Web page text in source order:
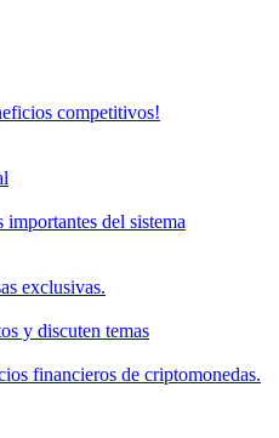
competitivos!
del sistema
exclusivas.
y discuten temas
financieros de criptomonedas.